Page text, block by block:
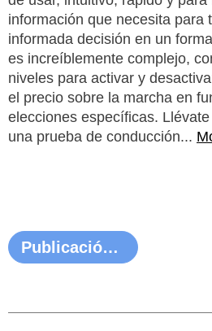
información que necesita para
informada decisión en un
es increíblemente complejo,
niveles para activar y
el precio sobre la marcha en
elecciones específicas.
una prueba de conducción...
Publicación Anterior